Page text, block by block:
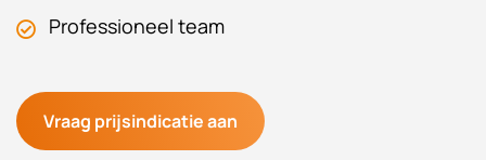
Professioneel team
Vraag prijsindicatie aan